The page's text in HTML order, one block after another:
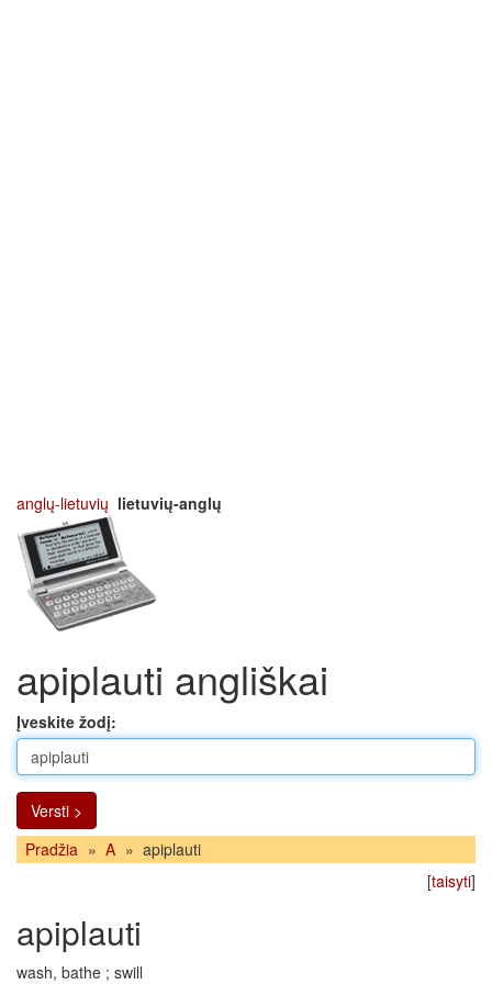
anglų-lietuvių lietuvių-anglų
apiplauti angliškai
Įveskite žodį:
Versti >
Pradžia » A » apiplauti
[taisyti]
apiplauti
wash, bathe ; swill